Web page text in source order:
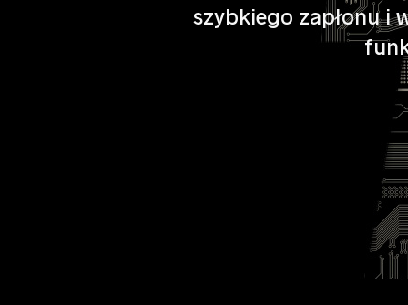
szybkiego zapłonu i